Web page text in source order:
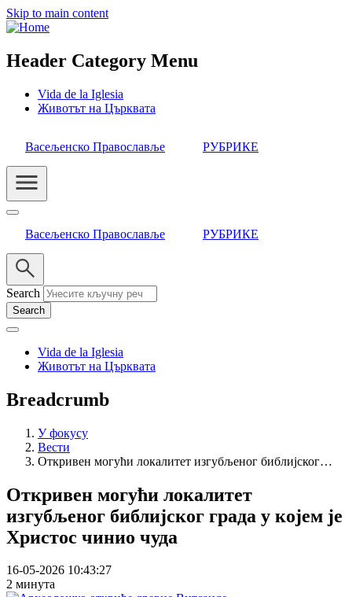
Skip to main content
Header Category Menu
Vida de la Iglesia
Животът на Църквата
Васељенско Православље РУБРИКЕ
Васељенско Православље РУБРИКЕ
Search
Vida de la Iglesia
Животът на Църквата
Breadcrumb
У фокусу
Вести
Откривен могући локалитет изгубљеног библијског…
Откривен могући локалитет
изгубљеног библијског града у којем је
Христос чинио чуда
16-05-2026 10:43:27
2 минута